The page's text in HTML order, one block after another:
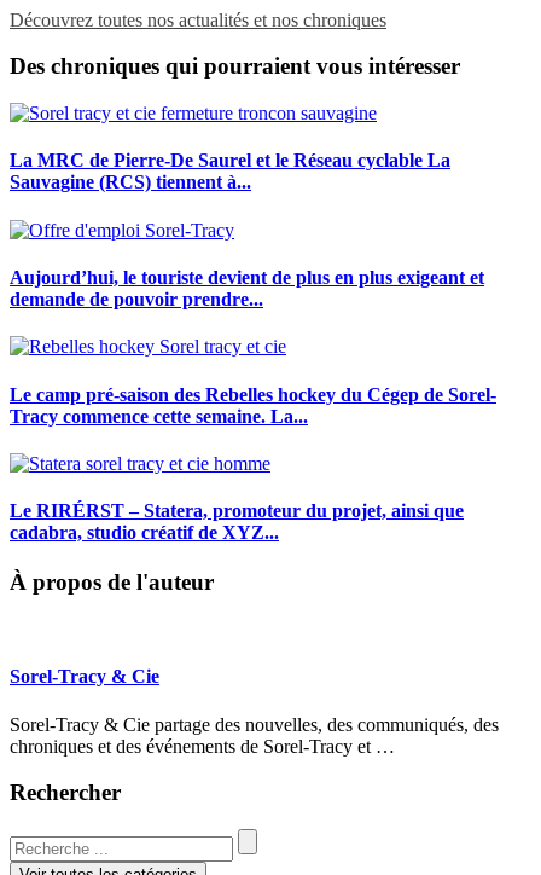
Découvrez toutes nos actualités et nos chroniques
Des chroniques qui pourraient vous intéresser
La MRC de Pierre-De Saurel et le Réseau cyclable La
Sauvagine (RCS) tiennent à...
Aujourd’hui, le touriste devient de plus en plus exigeant et
demande de pouvoir prendre...
Le camp pré-saison des Rebelles hockey du Cégep de Sorel-
Tracy commence cette semaine. La...
Le RIRÉRST – Statera, promoteur du projet, ainsi que
cadabra, studio créatif de XYZ...
À propos de l'auteur
Sorel-Tracy & Cie
Sorel-Tracy & Cie partage des nouvelles, des communiqués, des
chroniques et des événements de Sorel-Tracy et …
Rechercher